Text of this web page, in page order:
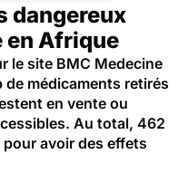
dangereux
en Afrique
le site BMC Medecine
médicaments retirés
en vente ou
Au total, 462
avoir des effets